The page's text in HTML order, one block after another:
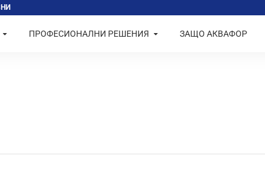
ПРОФЕСИОНАЛНИ РЕШЕНИЯ ЗАЩО АКВАФОР